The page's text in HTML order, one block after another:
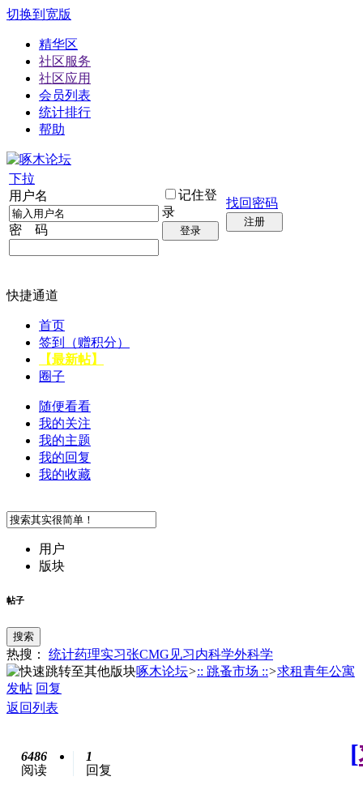
切换到宽版
精华区
社区服务
社区应用
会员列表
统计排行
帮助
下拉
用户名
密 码
记住登
录
登录
找回密码
注册
快捷通道
首页
签到（赠积分）
【最新帖】
圈子
随便看看
我的关注
我的主题
我的回复
我的收藏
用户
版块
帖子
搜索
热搜： 统计药理实习张CMG 见习内科学外科学
啄木论坛>:: 跳蚤市场 ::>求租青年公寓
发帖 回复
返回列表
6486
阅读
1
回复
[